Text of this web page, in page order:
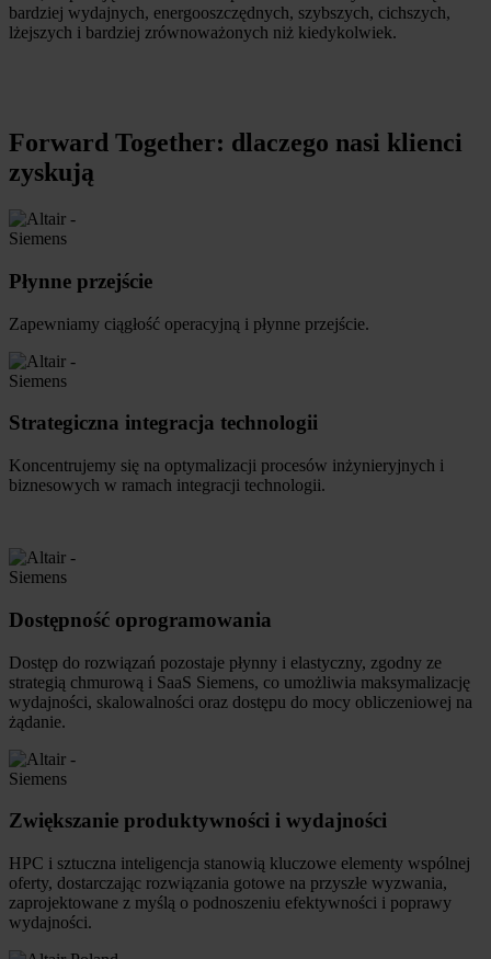
bardziej wydajnych, energooszczędnych, szybszych, cichszych,
lżejszych i bardziej zrównoważonych niż kiedykolwiek.
Forward Together: dlaczego nasi klienci
zyskują
Płynne przejście
Zapewniamy ciągłość operacyjną i płynne przejście.
Strategiczna integracja technologii
Koncentrujemy się na optymalizacji procesów inżynieryjnych i
biznesowych w ramach integracji technologii.
Dostępność oprogramowania
Dostęp do rozwiązań pozostaje płynny i elastyczny, zgodny ze
strategią chmurową i SaaS Siemens, co umożliwia maksymalizację
wydajności, skalowalności oraz dostępu do mocy obliczeniowej na
żądanie.
Zwiększanie produktywności i wydajności
HPC i sztuczna inteligencja stanowią kluczowe elementy wspólnej
oferty, dostarczając rozwiązania gotowe na przyszłe wyzwania,
zaprojektowane z myślą o podnoszeniu efektywności i poprawy
wydajności.